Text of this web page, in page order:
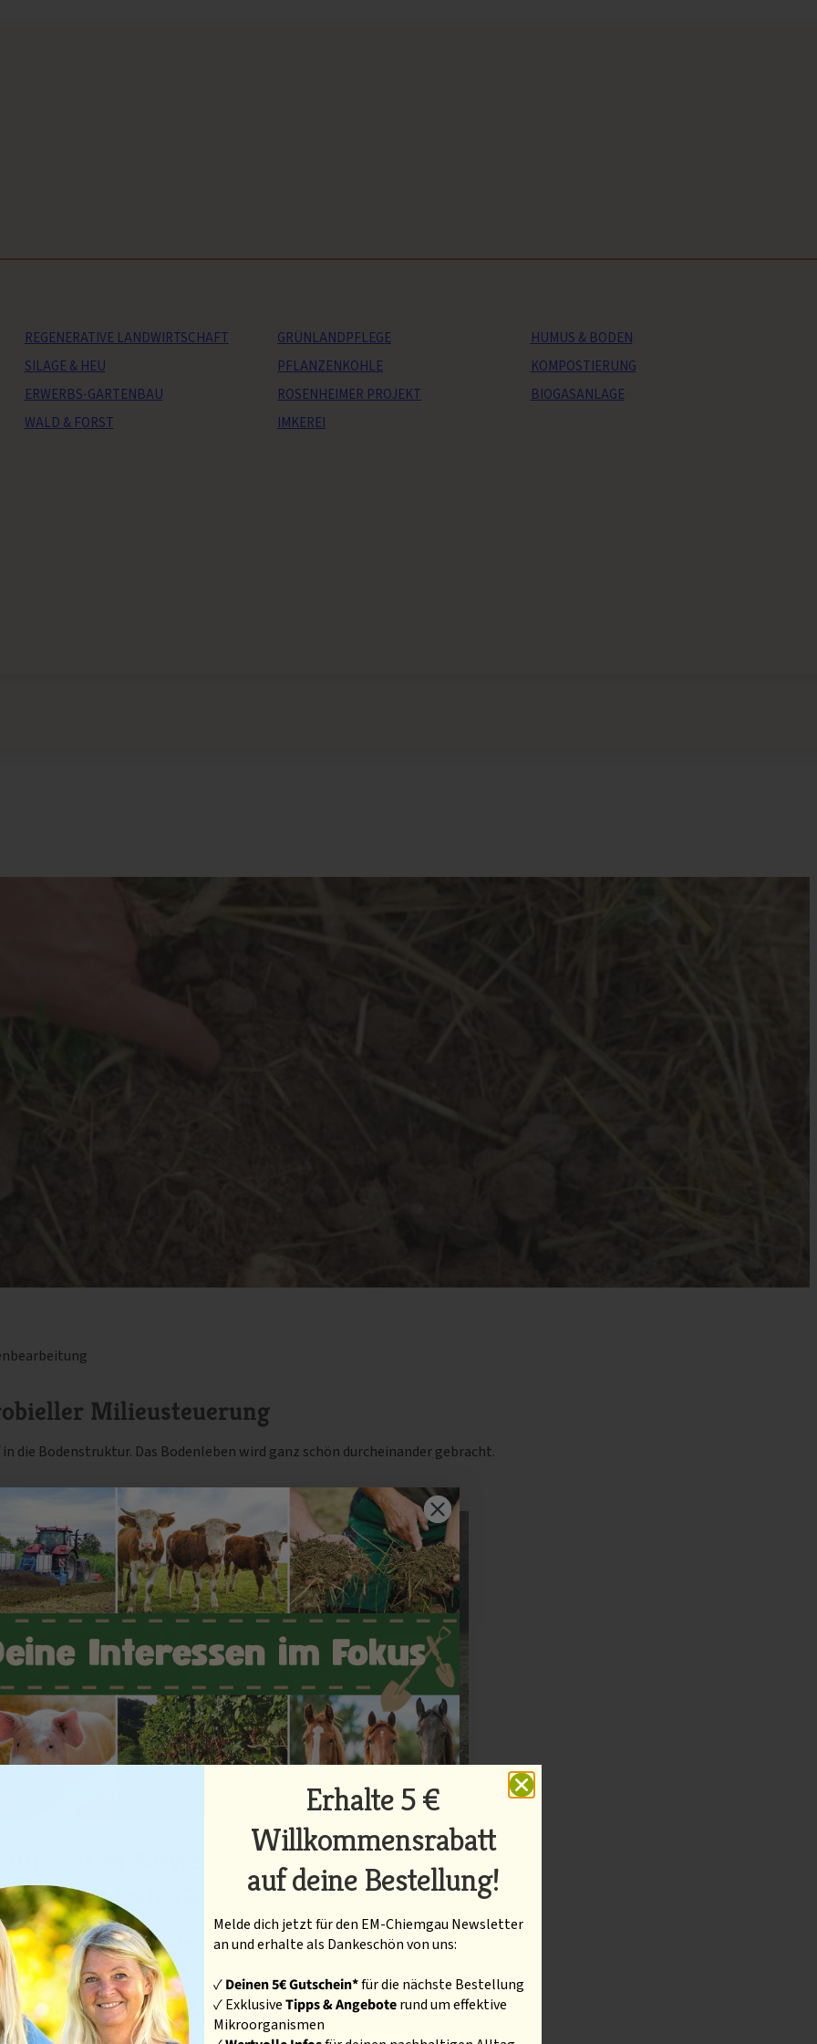
REGENERATIVE LANDWIRTSCHAFT GRÜNLANDPFLEGE
HUMUS & BODEN
SILAGE & HEU
PFLANZENKOHLE
KOMPOSTIERUNG
ERWERBS-GARTENBAU
ROSENHEIMER PROJEKT
BIOGASANLAGE
WALD & FORST
IMKEREI
Milieusteuerung
die Bodenstruktur. Das Bodenleben wird ganz schön durcheinander gebracht.
Jetzt zum Newsletter anmelden
10€ Rabatt-Gutschein* erhalten!
regelmäßig praxisnahe Tipps für deinen Betrieb, Infos zu
neuen Produkten und exklusiven Angebote!
Was sind deine Interessen?
Erhalte 5 €
Willkommensrabatt
auf deine Bestellung!
Melde dich jetzt für den EM-Chiemgau Newsletter
an und erhalte als Dankeschön von uns:
✓Deinen 5€ Gutschein*für die nächste Bestellung
✓ ExklusiveTipps & Angeboterund um effektive
Mikroorganismen